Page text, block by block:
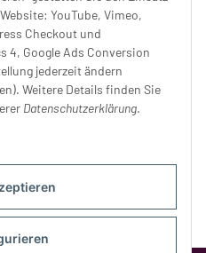
YouTube, Vimeo,
Checkout und
4, Google Ads Conversion
jederzeit ändern
Weitere Details finden Sie
Datenschutzerklärung.